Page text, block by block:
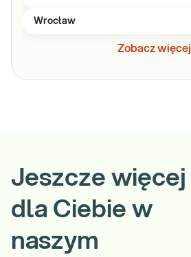
Wrocław
Zobacz więcej
Jeszcze więcej
dla Ciebie w
naszym